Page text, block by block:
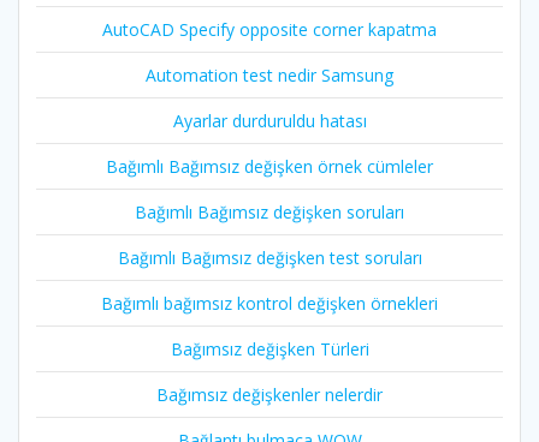
AutoCAD Specify opposite corner kapatma
Automation test nedir Samsung
Ayarlar durduruldu hatası
Bağımlı Bağımsız değişken örnek cümleler
Bağımlı Bağımsız değişken soruları
Bağımlı Bağımsız değişken test soruları
Bağımlı bağımsız kontrol değişken örnekleri
Bağımsız değişken Türleri
Bağımsız değişkenler nelerdir